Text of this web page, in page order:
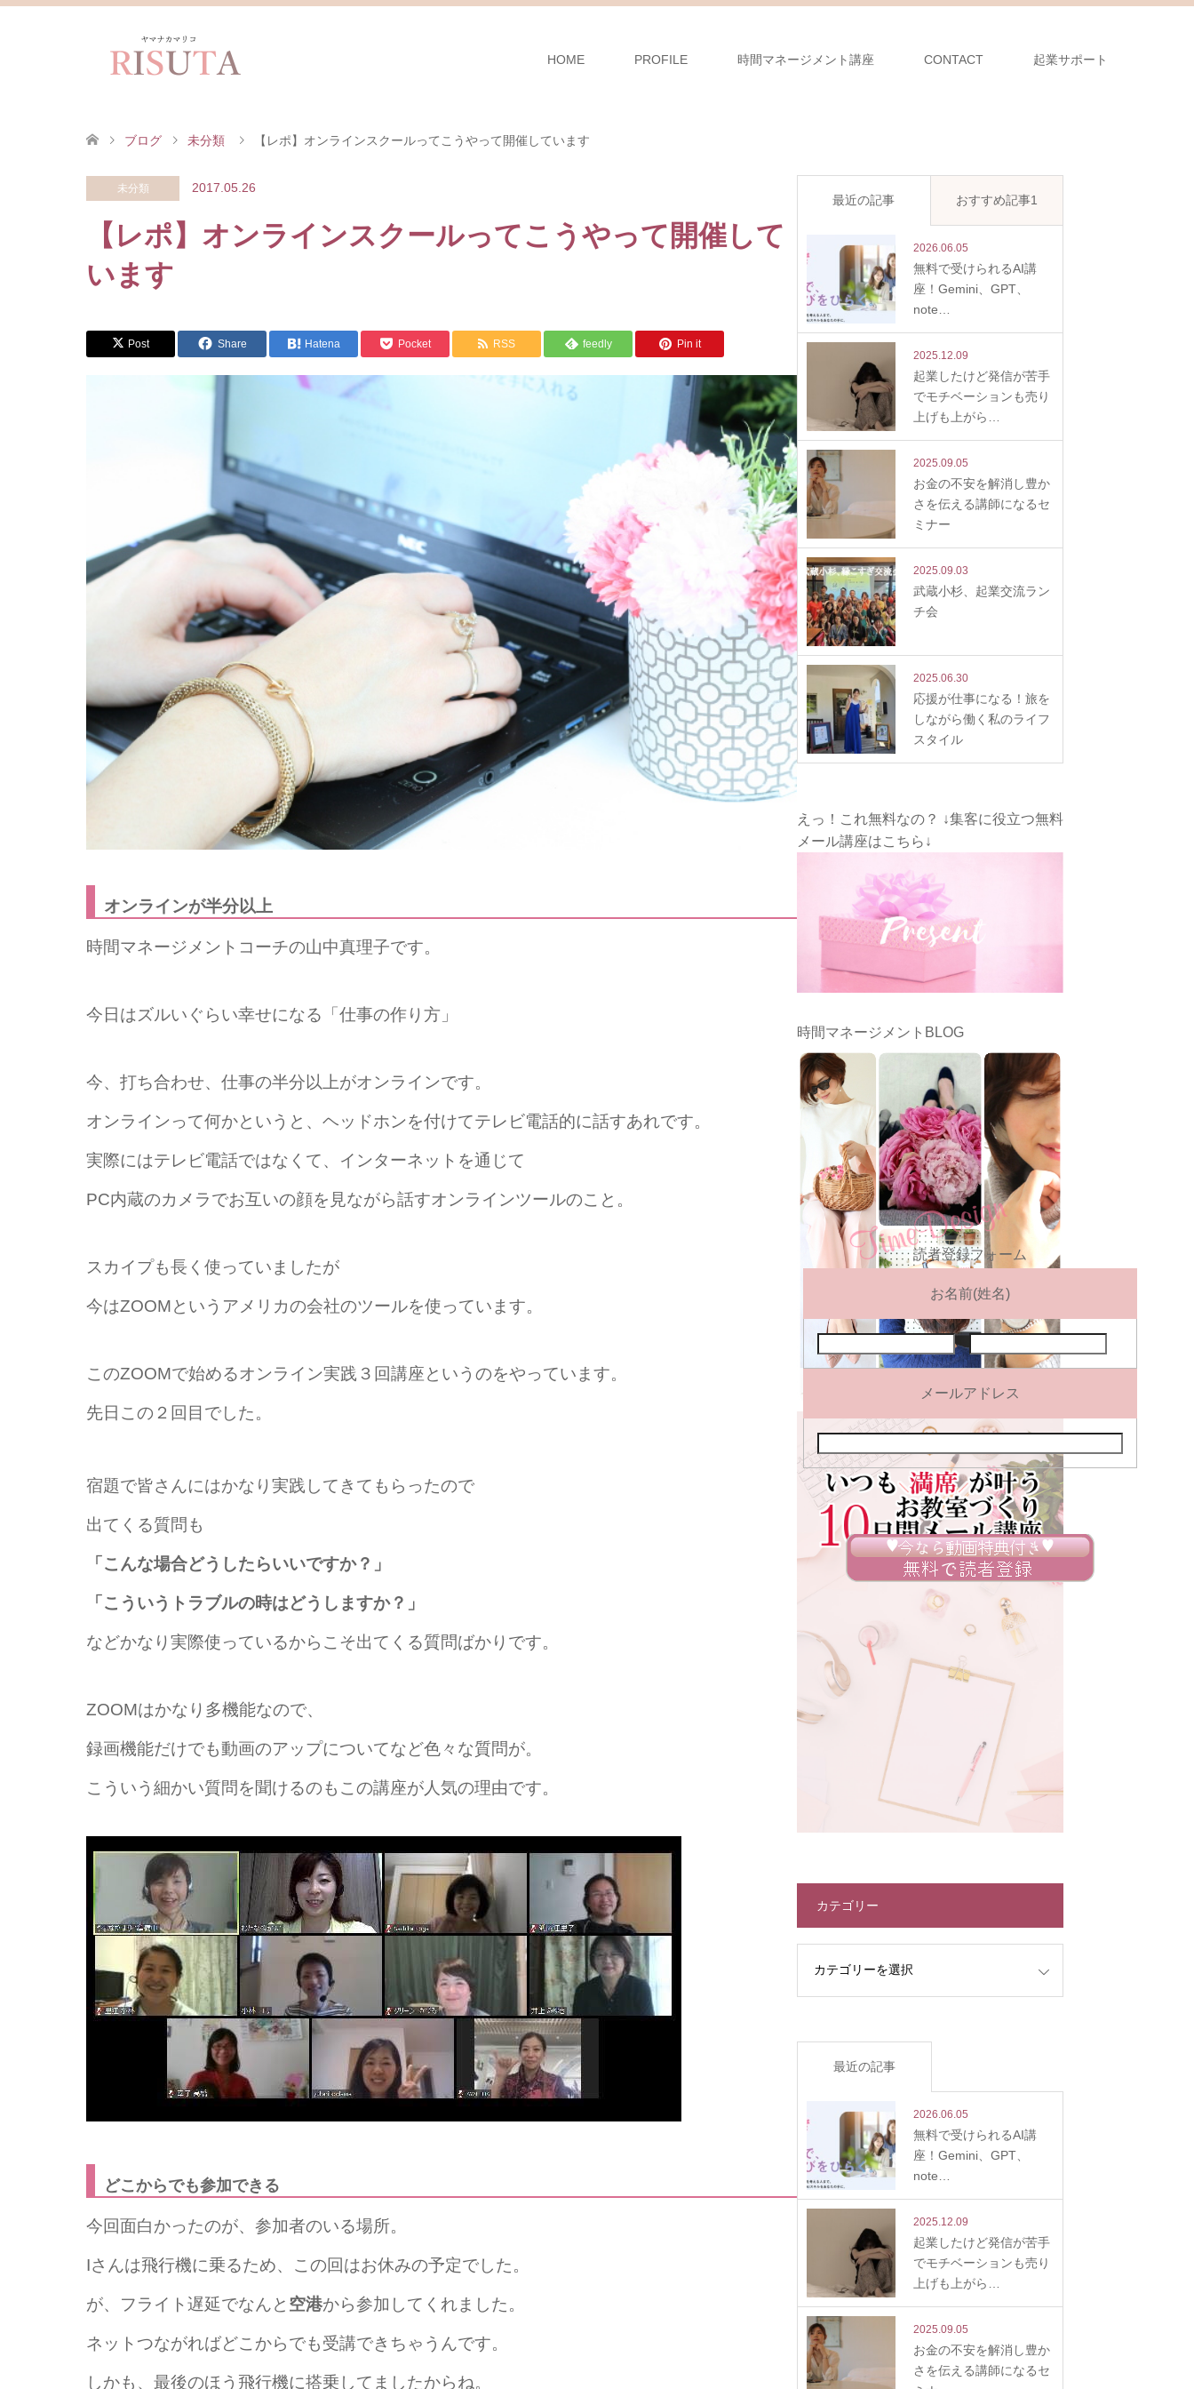
HOME PROFILE 時間マネージメント講座 CONTACT 起業サポート
ブログ 未分類 【レポ】オンラインスクールってこうやって開催しています
未分類 2017.05.26
【レポ】オンラインスクールってこうやって開催して
います
Post Share Hatena Pocket RSS feedly Pin it
オンラインが半分以上
時間マネージメントコーチの山中真理子です。
今日はズルいぐらい幸せになる「仕事の作り方」
今、打ち合わせ、仕事の半分以上がオンラインです。
オンラインって何かというと、ヘッドホンを付けてテレビ電話的に話すあれです。
実際にはテレビ電話ではなくて、インターネットを通じて
PC内蔵のカメラでお互いの顔を見ながら話すオンラインツールのこと。
スカイプも長く使っていましたが
今はZOOMというアメリカの会社のツールを使っています。
このZOOMで始めるオンライン実践３回講座というのをやっています。
先日この２回目でした。
宿題で皆さんにはかなり実践してきてもらったので
出てくる質問も
「こんな場合どうしたらいいですか？」
「こういうトラブルの時はどうしますか？」
などかなり実際使っているからこそ出てくる質問ばかりです。
ZOOMはかなり多機能なので、
録画機能だけでも動画のアップについてなど色々な質問が。
こういう細かい質問を聞けるのもこの講座が人気の理由です。
どこからでも参加できる
今回面白かったのが、参加者のいる場所。
Iさんは飛行機に乗るため、この回はお休みの予定でした。
が、フライト遅延でなんと 空港から参加してくれました。
ネットつながればどこからでも受講できちゃうんです。
しかも、最後のほう飛行機に搭乗してましたからね。
最近の記事 おすすめ記事1
2026.06.05
無料で受けられるAI講
座！Gemini、GPT、
note…
2025.12.09
起業したけど発信が苦手
でモチベーションも売り
上げも上がら…
2025.09.05
お金の不安を解消し豊か
さを伝える講師になるセ
ミナー
2025.09.03
武蔵小杉、起業交流ラン
チ会
2025.06.30
応援が仕事になる！旅を
しながら働く私のライフ
スタイル
えっ！これ無料なの？ ↓集客に役立つ無料
メール講座はこちら↓
時間マネージメントBLOG
読者登録フォーム
お名前(姓名)
メールアドレス
カテゴリー
最近の記事
2026.06.05
無料で受けられるAI講
座！Gemini、GPT、
note…
2025.12.09
起業したけど発信が苦手
でモチベーションも売り
上げも上がら…
2025.09.05
お金の不安を解消し豊か
さを伝える講師になるセ